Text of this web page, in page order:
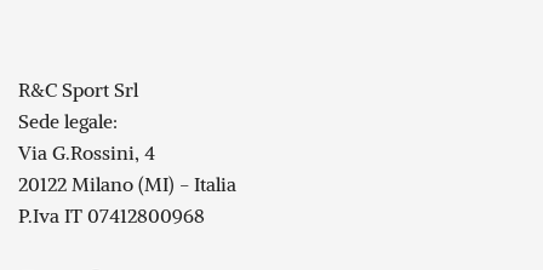
R&C Sport Srl
Sede legale:
Via G.Rossini, 4
20122 Milano (MI) - Italia
P.Iva IT 07412800968